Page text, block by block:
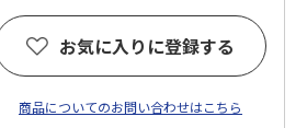
お気に入りに登録する
商品についてのお問い合わせはこちら